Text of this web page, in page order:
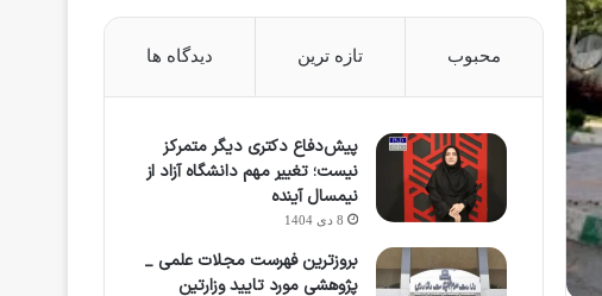
محبوب تازه ترین دیدگاه ها
پیش‌دفاع دکتری دیگر متمرکز
نیست؛ تغییر مهم دانشگاه آزاد از
نیمسال آینده
8 دی 1404
بروزترین فهرست مجلات علمی _
پژوهشی مورد تایید وزارتین